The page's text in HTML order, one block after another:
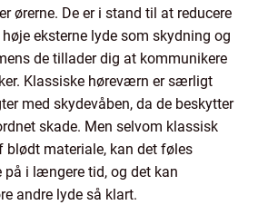
ørerne. De er i stand til at reducere
eksterne lyde som skydning og
de tillader dig at kommunikere
Klassiske høreværn er særligt
med skydevåben, da de beskytter
skade. Men selvom klassisk
blødt materiale, kan det føles
på i længere tid, og det kan
andre lyde så klart.